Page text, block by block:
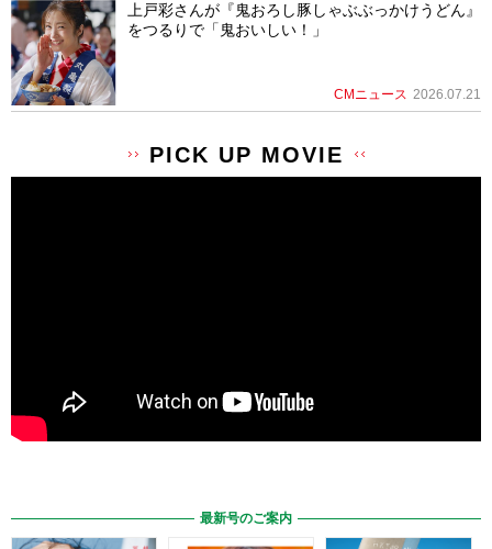
上戸彩さんが『鬼おろし豚しゃぶぶっかけうどん』
をつるりで「鬼おいしい！」
CMニュース 2026.07.21
PICK UP MOVIE
最新号のご案内